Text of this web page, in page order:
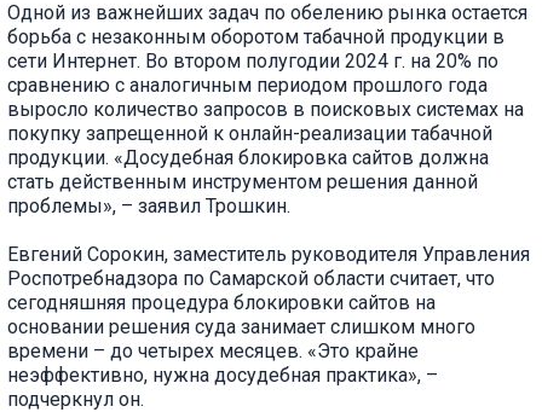
Одной из важнейших задач по обелению рынка остается
борьба с незаконным оборотом табачной продукции в
сети Интернет. Во втором полугодии 2024 г. на 20% по
сравнению с аналогичным периодом прошлого года
выросло количество запросов в поисковых системах на
покупку запрещенной к онлайн-реализации табачной
продукции. «Досудебная блокировка сайтов должна
стать действенным инструментом решения данной
проблемы», – заявил Трошкин.
Евгений Сорокин, заместитель руководителя Управления
Роспотребнадзора по Самарской области считает, что
сегодняшняя процедура блокировки сайтов на
основании решения суда занимает слишком много
времени – до четырех месяцев. «Это крайне
неэффективно, нужна досудебная практика», –
подчеркнул он.